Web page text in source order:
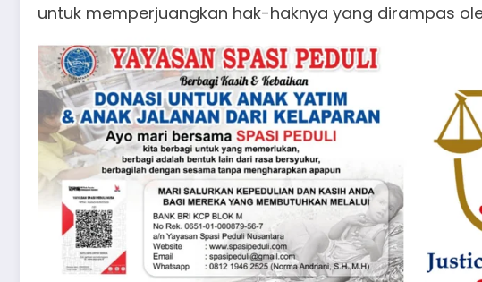
untuk memperjuangkan hak-haknya yang dirampas